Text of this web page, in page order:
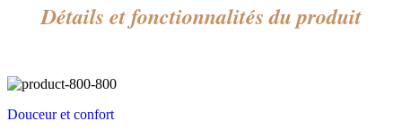
Détails et fonctionnalités du produit
Douceur et confort